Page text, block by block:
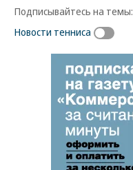
Подписывайтесь на темы:
Новости тенниса